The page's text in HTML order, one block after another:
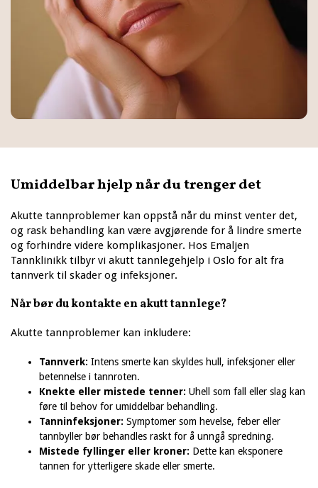
Umiddelbar hjelp når du trenger det
Akutte tannproblemer kan oppstå når du minst venter det,
og rask behandling kan være avgjørende for å lindre smerte
og forhindre videre komplikasjoner. Hos Emaljen
Tannklinikk tilbyr vi akutt tannlegehjelp i Oslo for alt fra
tannverk til skader og infeksjoner.
Når bør du kontakte en akutt tannlege?
Akutte tannproblemer kan inkludere:
Tannverk: Intens smerte kan skyldes hull, infeksjoner eller
betennelse i tannroten.
Knekte eller mistede tenner: Uhell som fall eller slag kan
føre til behov for umiddelbar behandling.
Tanninfeksjoner: Symptomer som hevelse, feber eller
tannbyller bør behandles raskt for å unngå spredning.
Mistede fyllinger eller kroner: Dette kan eksponere
tannen for ytterligere skade eller smerte.